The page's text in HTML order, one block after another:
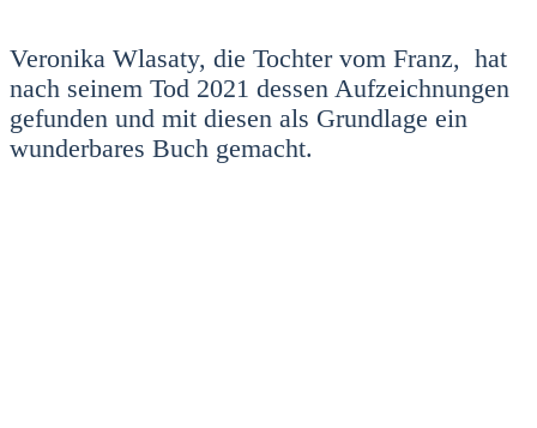
Vero­ni­ka Wla­sa­ty, die Toch­ter vom Franz, hat
nach sei­nem Tod 2021 des­sen Auf­zeich­nun­gen
gefun­den und mit die­sen als Grund­la­ge ein
wun­der­ba­res Buch gemacht.